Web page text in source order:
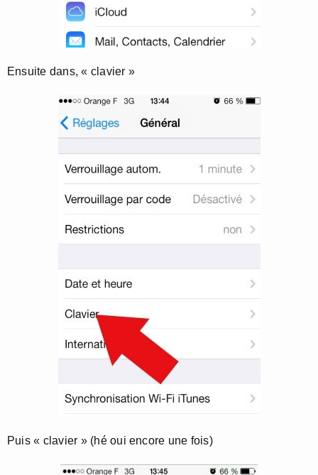
Ensuite dans, « clavier »
Puis « clavier » (hé oui encore une fois)